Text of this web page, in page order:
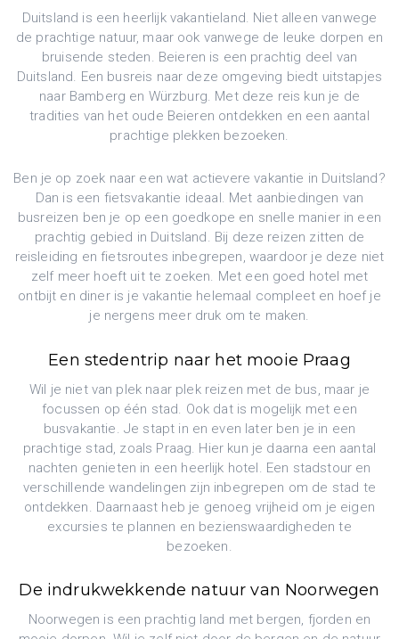
Duitsland is een heerlijk vakantieland. Niet alleen vanwege
de prachtige natuur, maar ook vanwege de leuke dorpen en
bruisende steden. Beieren is een prachtig deel van
Duitsland. Een busreis naar deze omgeving biedt uitstapjes
naar Bamberg en Würzburg. Met deze reis kun je de
tradities van het oude Beieren ontdekken en een aantal
prachtige plekken bezoeken.
Ben je op zoek naar een wat actievere vakantie in Duitsland?
Dan is een fietsvakantie ideaal. Met aanbiedingen van
busreizen ben je op een goedkope en snelle manier in een
prachtig gebied in Duitsland. Bij deze reizen zitten de
reisleiding en fietsroutes inbegrepen, waardoor je deze niet
zelf meer hoeft uit te zoeken. Met een goed hotel met
ontbijt en diner is je vakantie helemaal compleet en hoef je
je nergens meer druk om te maken.
Een stedentrip naar het mooie Praag
Wil je niet van plek naar plek reizen met de bus, maar je
focussen op één stad. Ook dat is mogelijk met een
busvakantie. Je stapt in en even later ben je in een
prachtige stad, zoals Praag. Hier kun je daarna een aantal
nachten genieten in een heerlijk hotel. Een stadstour en
verschillende wandelingen zijn inbegrepen om de stad te
ontdekken. Daarnaast heb je genoeg vrijheid om je eigen
excursies te plannen en bezienswaardigheden te
bezoeken.
De indrukwekkende natuur van Noorwegen
Noorwegen is een prachtig land met bergen, fjorden en